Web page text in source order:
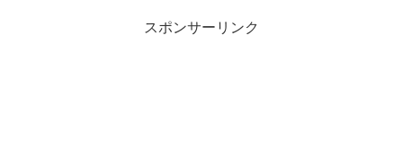
スポンサーリンク